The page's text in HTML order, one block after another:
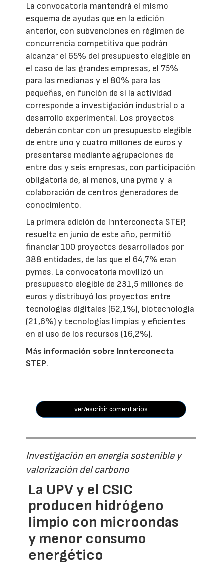
La convocatoria mantendrá el mismo
esquema de ayudas que en la edición
anterior, con subvenciones en régimen de
concurrencia competitiva que podrán
alcanzar el 65% del presupuesto elegible en
el caso de las grandes empresas, el 75%
para las medianas y el 80% para las
pequeñas, en función de si la actividad
corresponde a investigación industrial o a
desarrollo experimental. Los proyectos
deberán contar con un presupuesto elegible
de entre uno y cuatro millones de euros y
presentarse mediante agrupaciones de
entre dos y seis empresas, con participación
obligatoria de, al menos, una pyme y la
colaboración de centros generadores de
conocimiento.
La primera edición de Innterconecta STEP,
resuelta en junio de este año, permitió
financiar 100 proyectos desarrollados por
388 entidades, de las que el 64,7% eran
pymes. La convocatoria movilizó un
presupuesto elegible de 231,5 millones de
euros y distribuyó los proyectos entre
tecnologías digitales (62,1%), biotecnología
(21,6%) y tecnologías limpias y eficientes
en el uso de los recursos (16,2%).
Más información sobre Innterconecta
STEP.
ver/escribir comentarios
Investigación en energía sostenible y
valorización del carbono
La UPV y el CSIC
producen hidrógeno
limpio con microondas
y menor consumo
energético